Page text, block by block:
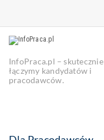
InfoPraca.pl – skutecznie
łączymy kandydatów i
pracodawców.